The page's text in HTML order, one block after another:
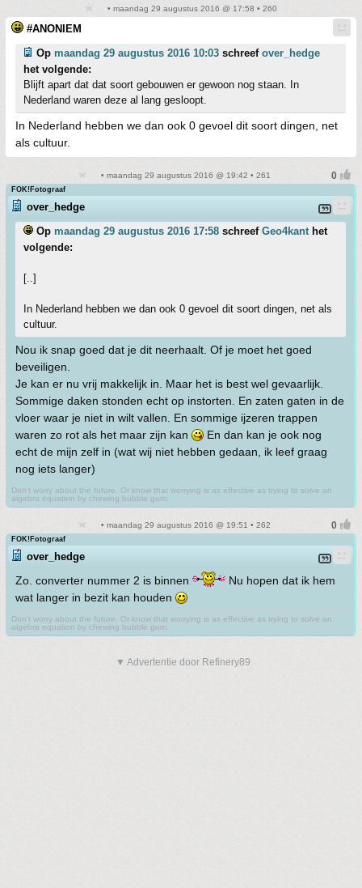
• maandag 29 augustus 2016 @ 17:58 • 260
#ANONIEM
Op maandag 29 augustus 2016 10:03 schreef over_hedge
het volgende:
Blijft apart dat dat soort gebouwen er gewoon nog staan. In
Nederland waren deze al lang gesloopt.
In Nederland hebben we dan ook 0 gevoel dit soort dingen, net
als cultuur.
• maandag 29 augustus 2016 @ 19:42 • 261
FOK!Fotograaf
over_hedge
Op maandag 29 augustus 2016 17:58 schreef Geo4kanthet
volgende:
[..]
In Nederland hebben we dan ook 0 gevoel dit soort dingen, net als
cultuur.
Nou ik snap goed dat je dit neerhaalt. Of je moet het goed
beveiligen.
Je kan er nu vrij makkelijk in. Maar het is best wel gevaarlijk.
Sommige daken stonden echt op instorten. En zaten gaten in de
vloer waar je niet in wilt vallen. En sommige ijzeren trappen
waren zo rot als het maar zijn kan
En dan kan je ook nog
echt de mijn zelf in (wat wij niet hebben gedaan, ik leef graag
nog iets langer)
Don't worry about the future. Or know that worrying is as effective as trying to solve an
algebra equation by chewing bubble gum.
• maandag 29 augustus 2016 @ 19:51 • 262
FOK!Fotograaf
over_hedge
Zo. converter nummer 2 is binnen
Nu hopen dat ik hem
wat langer in bezit kan houden
Don't worry about the future. Or know that worrying is as effective as trying to solve an
algebra equation by chewing bubble gum.
▼ Advertentie door Refinery89